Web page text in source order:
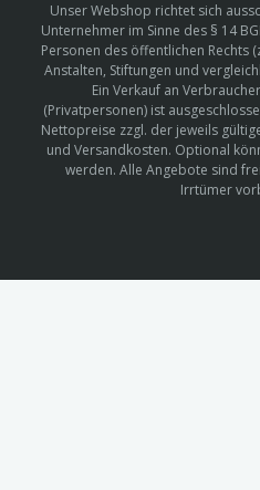
Unser Webshop richtet sich
Unternehmer im Sinne des § 14
Personen des öffentlichen Rechts
Anstalten, Stiftungen und
Ein Verkauf an
(Privatpersonen) ist
Nettopreise zzgl. der jeweils
und Versandkosten. Optional
werden. Alle Angebote sind
Irrtümer